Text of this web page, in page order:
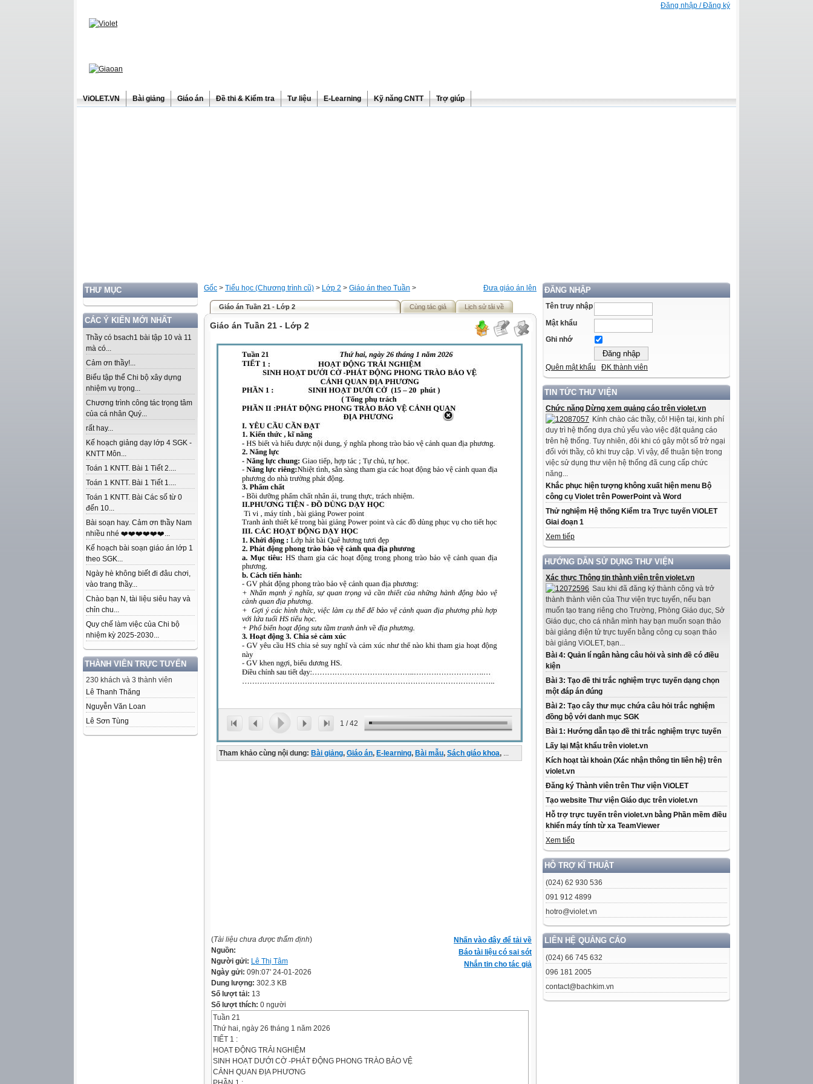
Đăng nhập / Đăng ký
ViOLET.VN Bài giảng Giáo án Đề thi & Kiểm tra Tư liệu E-Learning Kỹ năng CNTT Trợ giúp
THƯ MỤC
CÁC Ý KIẾN MỚI NHẤT
Thầy có bsach1 bài tập 10 và 11
mà có...
Cảm ơn thầy!...
Biểu tập thể Chi bộ xây dựng
nhiệm vụ trọng...
Chương trình công tác trọng tâm
của cá nhân Quý...
rất hay...
Kế hoạch giảng dạy lớp 4 SGK -
KNTT Môn...
Toán 1 KNTT. Bài 1 Tiết 2....
Toán 1 KNTT. Bài 1 Tiết 1....
Toán 1 KNTT. Bài Các số từ 0
đến 10...
Bài soạn hay. Cảm ơn thầy Nam
nhiều nhé ❤️❤️❤️❤️❤️❤️...
Kế hoạch bài soạn giáo án lớp 1
theo SGK...
Ngày hè không biết đi đâu chơi,
vào trang thầy...
Chào bạn N, tài liệu siêu hay và
chỉn chu...
Quy chế làm việc của Chi bộ
nhiệm kỳ 2025-2030...
THÀNH VIÊN TRỰC TUYẾN
230 khách và 3 thành viên
Lê Thanh Thăng
Nguyễn Văn Loan
Lê Sơn Tùng
ĐĂNG NHẬP
Tên truy nhập
Mật khẩu
Ghi nhớ
Quên mật khẩu ĐK thành viên
TIN TỨC THƯ VIỆN
Chức năng Dừng xem quảng cáo trên violet.vn
Kính chào các thầy, cô! Hiện tại, kinh phí
duy trì hệ thống dựa chủ yếu vào việc đặt quảng cáo
trên hệ thống. Tuy nhiên, đôi khi có gây một số trở ngại
đối với thầy, cô khi truy cập. Vì vậy, để thuận tiện trong
việc sử dụng thư viện hệ thống đã cung cấp chức
năng...
Khắc phục hiện tượng không xuất hiện menu Bộ
công cụ Violet trên PowerPoint và Word
Thử nghiệm Hệ thống Kiểm tra Trực tuyến ViOLET
Giai đoạn 1
Xem tiếp
HƯỚNG DẪN SỬ DỤNG THƯ VIỆN
Xác thực Thông tin thành viên trên violet.vn
Sau khi đã đăng ký thành công và trở
thành thành viên của Thư viện trực tuyến, nếu bạn
muốn tạo trang riêng cho Trường, Phòng Giáo dục, Sở
Giáo dục, cho cá nhân mình hay bạn muốn soạn thảo
bài giảng điện tử trực tuyến bằng công cụ soạn thảo
bài giảng ViOLET, bạn...
Bài 4: Quản lí ngân hàng câu hỏi và sinh đề có điều
kiện
Bài 3: Tạo đề thi trắc nghiệm trực tuyến dạng chọn
một đáp án đúng
Bài 2: Tạo cây thư mục chứa câu hỏi trắc nghiệm
đồng bộ với danh mục SGK
Bài 1: Hướng dẫn tạo đề thi trắc nghiệm trực tuyến
Lấy lại Mật khẩu trên violet.vn
Kích hoạt tài khoản (Xác nhận thông tin liên hệ) trên
violet.vn
Đăng ký Thành viên trên Thư viện ViOLET
Tạo website Thư viện Giáo dục trên violet.vn
Hỗ trợ trực tuyến trên violet.vn bằng Phần mềm điều
khiển máy tính từ xa TeamViewer
Xem tiếp
HỖ TRỢ KĨ THUẬT
(024) 62 930 536
091 912 4899
hotro@violet.vn
LIÊN HỆ QUẢNG CÁO
(024) 66 745 632
096 181 2005
contact@bachkim.vn
Đưa giáo án lên
Gốc > Tiểu học (Chương trình cũ) > Lớp 2 > Giáo án theo Tuần >
Giáo án Tuần 21 - Lớp 2 Cùng tác giả Lịch sử tải về
Giáo án Tuần 21 - Lớp 2
1 /42
Tham khảo cùng nội dung: Bài giảng, Giáo án, E-learning, Bài mẫu, Sách giáo khoa, ...
Nhấn vào đây để tải về
Báo tài liệu có sai sót
Nhắn tin cho tác giả
(Tài liệu chưa được thẩm định)
Nguồn:
Người gửi: Lê Thị Tâm
Ngày gửi: 09h:07' 24-01-2026
Dung lượng: 302.3 KB
Số lượt tải: 13
Số lượt thích: 0 người
Tuần 21
Thứ hai, ngày 26 tháng 1 năm 2026
TIẾT 1 :
HOẠT ĐỘNG TRẢI NGHIỆM
SINH HOẠT DƯỚI CỜ -PHÁT ĐỘNG PHONG TRÀO BẢO VỆ
CẢNH QUAN ĐỊA PHƯƠNG